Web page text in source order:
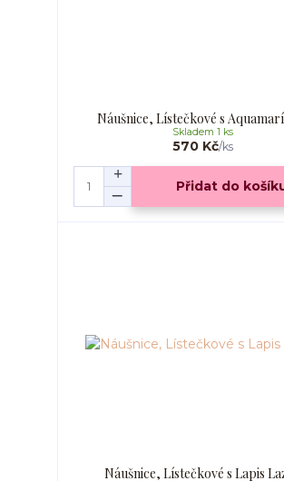
Náušnice, Lístečkové s
570 Kč/ks
Skladem 1 ks
Přidat do
Náušnice, Lístečkové s Lapis